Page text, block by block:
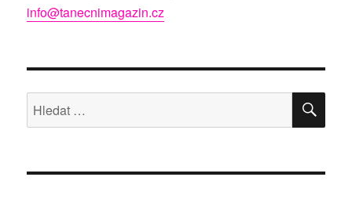
info@tanecnimagazin.cz
Hledat: